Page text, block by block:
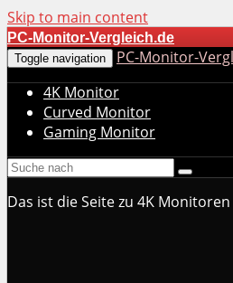
Skip to main content
PC-Monitor-Vergleich.de
Toggle navigation
PC-Monitor-
4K Monitor
Curved Monitor
Gaming Monitor
Das ist die Seite zu 4K Monitoren